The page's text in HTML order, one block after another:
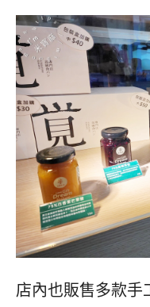
店內也販售多款手